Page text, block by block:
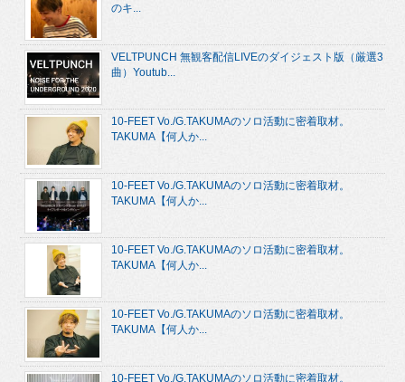
のキ...
VELTPUNCH 無観客配信LIVEのダイジェスト版（厳選3
曲）Youtub...
10-FEET Vo./G.TAKUMAのソロ活動に密着取材。
TAKUMA【何人か...
10-FEET Vo./G.TAKUMAのソロ活動に密着取材。
TAKUMA【何人か...
10-FEET Vo./G.TAKUMAのソロ活動に密着取材。
TAKUMA【何人か...
10-FEET Vo./G.TAKUMAのソロ活動に密着取材。
TAKUMA【何人か...
10-FEET Vo./G.TAKUMAのソロ活動に密着取材。